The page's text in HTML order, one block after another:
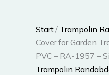
Start / Trampolin
Cover for Garden
PVC – RA-1957 –
Trampolin